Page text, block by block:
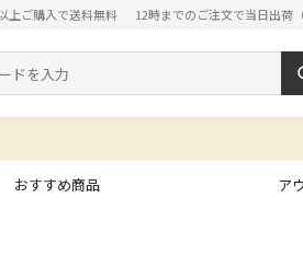
上ご購入で送料無料 12時までのご注文で当日出荷（
おすすめ商品 ア